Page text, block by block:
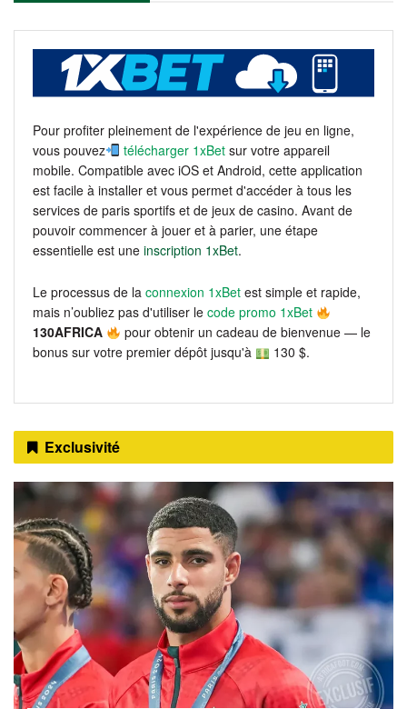
Pour profiter pleinement de l'expérience de jeu en ligne,
vous pouvez
télécharger 1xBet sur votre appareil
mobile. Compatible avec iOS et Android, cette application
est facile à installer et vous permet d'accéder à tous les
services de paris sportifs et de jeux de casino. Avant de
pouvoir commencer à jouer et à parier, une étape
essentielle est une inscription 1xBet.
Le processus de la connexion 1xBet est simple et rapide,
mais n’oubliez pas d'utiliser le code promo 1xBet
130AFRICA
pour obtenir un cadeau de bienvenue — le
bonus sur votre premier dépôt jusqu'à
130 $.
Exclusivité